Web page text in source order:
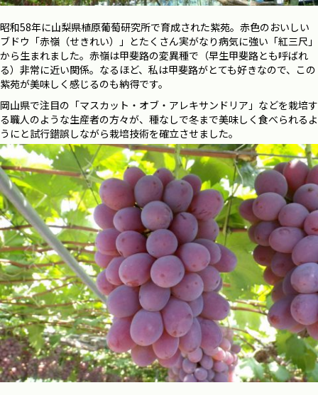
昭和58年に山梨県植原葡萄研究所で育成された紫苑。赤色のおいしい
ブドウ「赤嶺（せきれい）」とたくさん実がなり病気に強い「紅三尺」
から生まれました。赤嶺は甲斐路の変異種で（早生甲斐路とも呼ばれ
る）非常に近い関係。なるほど、私は甲斐路がとても好きなので、この
紫苑が美味しく感じるのも納得です。
岡山県で注目の「マスカット・オブ・アレキサンドリア」などを栽培す
る職人のような生産者の方々が、種なしで冬まで美味しく食べられるよ
うにと試行錯誤しながら栽培技術を確立させました。